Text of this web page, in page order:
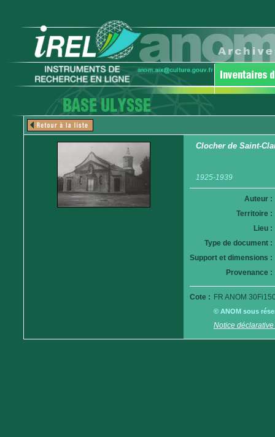
Clocher de Saint-
1925-1939
Auteur :
Territoire :
Lieu :
Type de document :
Support et dimensions :
Provenance :
Cote : FR ANOM
© ANOM sous
Notice